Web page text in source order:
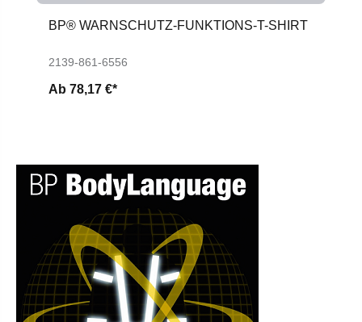
BP® WARNSCHUTZ-FUNKTIONS-T-SHIRT
2139-861-6556
Ab 78,17 €*